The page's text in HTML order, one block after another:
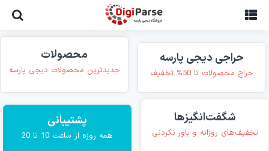
حراجی دیجی پارسه
حراج محصولات تا 50% تخفیف
محصولات
جدیدترین محصولات دیجی پارسه
شگفت‌انگیزها
تخفیف‌های روزانه و باور نکردنی
پشتیبانی
همه روزه از ساعت 10 تا 20